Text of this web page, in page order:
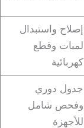
إصلاح واستبدال
لمبات وقطع
كهربائية
جدول دوري
وفحص شامل
للأجهزة